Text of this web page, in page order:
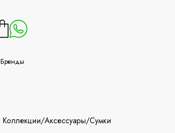
Бренды
Коллекции/Аксессуары/Сумки